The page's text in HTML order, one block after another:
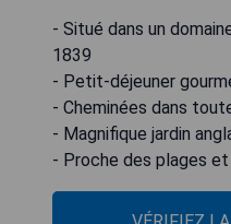
- Situé dans un
1839
- Petit-déjeuner
- Cheminées dans
- Magnifique jardin
- Proche des plages